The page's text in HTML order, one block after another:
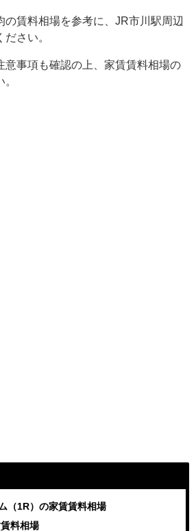
の賃料相場を参考に、JR市川駅周辺
さい。
意事項も確認の上、家賃賃料相場の
（1R）の家賃賃料相場
料相場